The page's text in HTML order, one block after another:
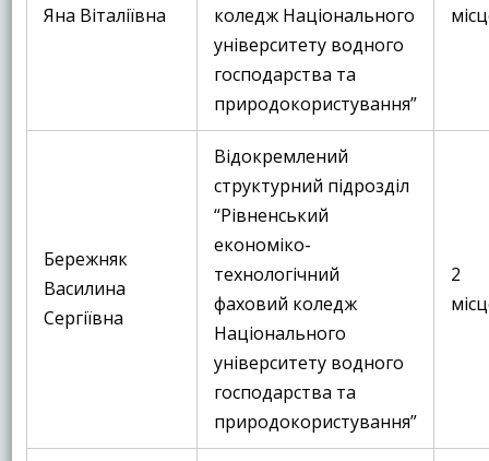
Яна Віталіївна
коледж Національного
університету водного
господарства та
природокористування”
Бережняк
Василина
Сергіївна
Відокремлений
структурний підрозділ
“Рівненський
економіко-
технологічний
фаховий коледж
Національного
університету водного
господарства та
природокористування”
2